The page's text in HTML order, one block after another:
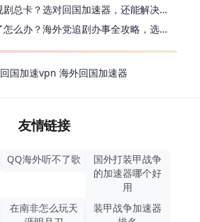
海外华人看国内电视剧总卡？选对回国加速器，还能解决菲律宾打不开反诈中心的问题
探花在比利时用不了怎么办？海外党追剧办事全攻略，选对加速器就够了
回国加速vpn 海外回国加速器
友情链接
QQ海外听不了歌
国外打装甲战争
的加速器哪个好
用
在南非怎么玩天
装甲战争加速器